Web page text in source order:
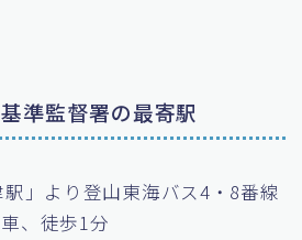
準監督署の最寄駅
」より登山東海バス4・8番線
、徒歩1分